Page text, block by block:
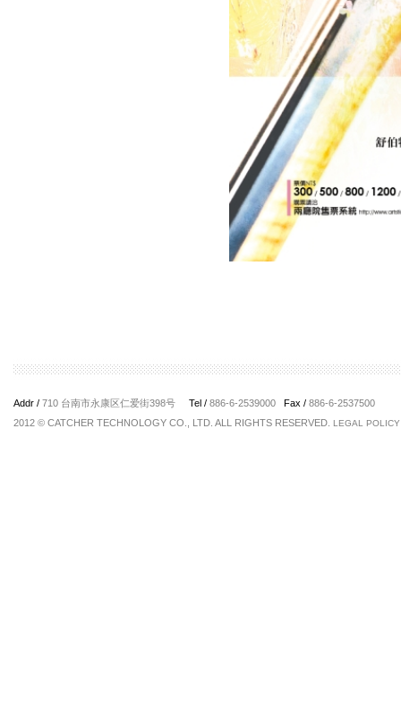
Addr / 710 台南市永康区仁爱街398号 Tel / 886-6-2539000 Fax / 886-6-2537500
2012 © CATCHER TECHNOLOGY CO., LTD. ALL RIGHTS RESERVED.
LEGAL POLICY